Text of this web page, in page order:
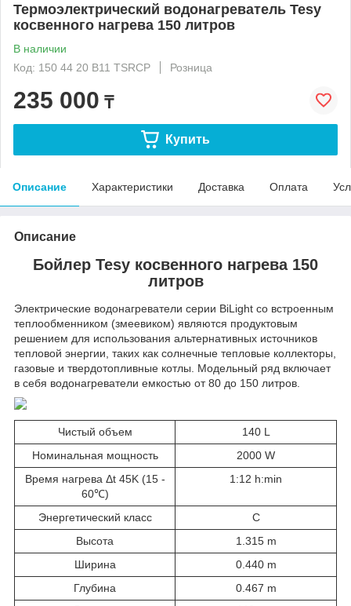
Термоэлектрический водонагреватель Tesy
косвенного нагрева 150 литров
В наличии
Код: 150 44 20 B11 TSRCP
Розница
235 000 ₸
Купить
Описание Характеристики Доставка Оплата
Описание
Бойлер Tesy косвенного нагрева 150
литров
Электрические водонагреватели серии BiLight со встроенным
теплообменником (змеевиком) являются продуктовым
решением для использования альтернативных источников
тепловой энергии, таких как солнечные тепловые коллекторы,
газовые и твердотопливные котлы. Модельный ряд включает
в себя водонагреватели емкостью от 80 до 150 литров.
Чистый объем
140 L
Номинальная мощность
2000 W
Время нагрева Δt 45K (15 -
60℃)
1:12 h:min
Энергетический класс
C
Высота
1.315 m
Ширина
0.440 m
Глубина
0.467 m